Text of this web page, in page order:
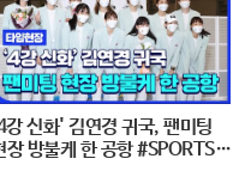
강 신화' 김연경 귀국, 팬미팅
장 방불케 한 공항 #SPORTSTI